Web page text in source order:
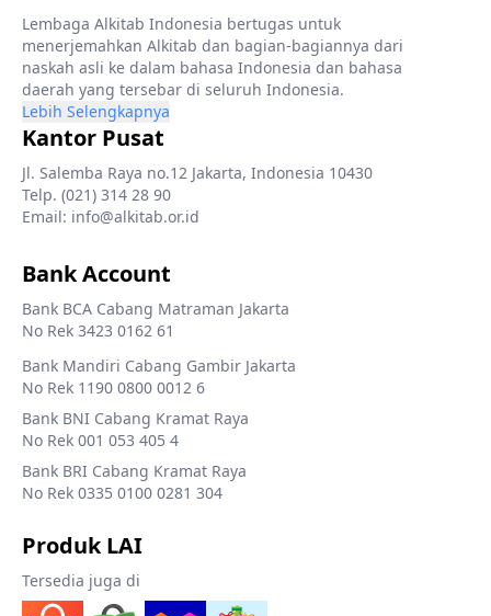
Lembaga Alkitab Indonesia bertugas untuk
menerjemahkan Alkitab dan bagian-bagiannya dari
naskah asli ke dalam bahasa Indonesia dan bahasa
daerah yang tersebar di seluruh Indonesia.
Lebih Selengkapnya
Kantor Pusat
Jl. Salemba Raya no.12 Jakarta, Indonesia 10430
Telp. (021) 314 28 90
Email: info@alkitab.or.id
Bank Account
Bank BCA Cabang Matraman Jakarta
No Rek 3423 0162 61
Bank Mandiri Cabang Gambir Jakarta
No Rek 1190 0800 0012 6
Bank BNI Cabang Kramat Raya
No Rek 001 053 405 4
Bank BRI Cabang Kramat Raya
No Rek 0335 0100 0281 304
Produk LAI
Tersedia juga di